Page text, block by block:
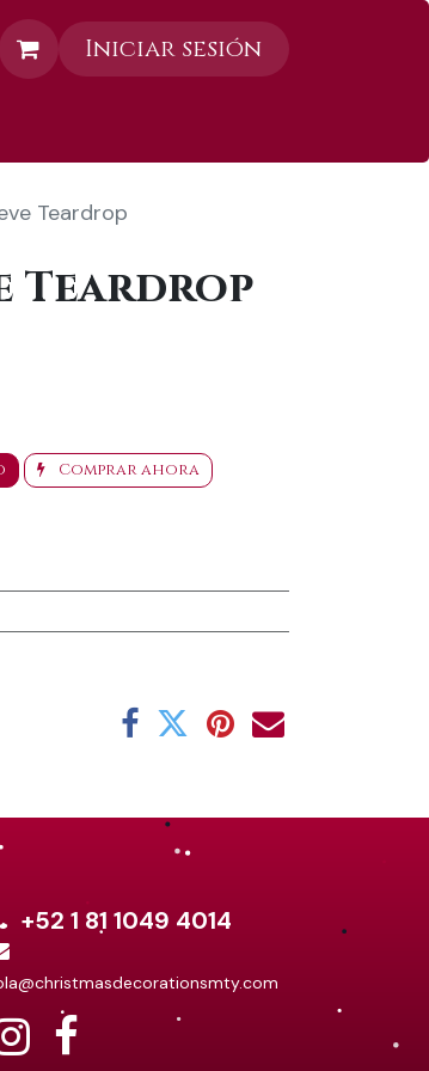
Iniciar sesión
Teardrop
Teardrop
Comprar ahora
+52 1 81 1049 4014